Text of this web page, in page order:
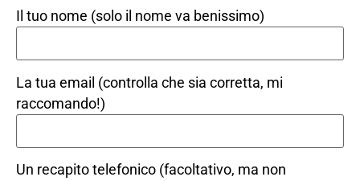
Il tuo nome (solo il nome va benissimo)
La tua email (controlla che sia corretta, mi
raccomando!)
Un recapito telefonico (facoltativo, ma non